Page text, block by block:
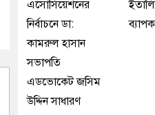
এসোসিয়েশনের
নির্বাচনে ডা:
কামরুল হাসান
সভাপতি
এডভোকেট জসিম
উদ্দিন সাধারণ